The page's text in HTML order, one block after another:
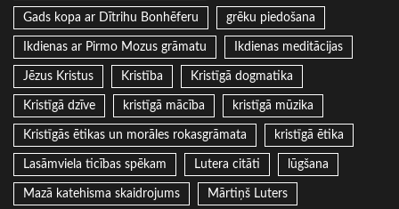
Gads kopa ar Dītrihu Bonhēferu grēku piedošana
Ikdienas ar Pirmo Mozus grāmatu Ikdienas meditācijas
Jēzus Kristus Kristība Kristīgā dogmatika
Kristīgā dzīve kristīgā mācība kristīgā mūzika
Kristīgās ētikas un morāles rokasgrāmata kristīgā ētika
Lasāmviela ticības spēkam Lutera citāti lūgšana
Mazā katehisma skaidrojums Mārtiņš Luters